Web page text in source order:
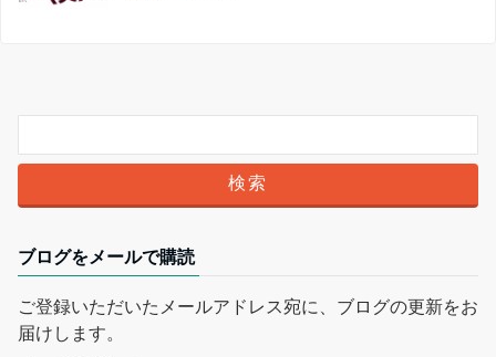
ブログをメールで購読
ご登録いただいたメールアドレス宛に、ブログの更新をお
届けします。